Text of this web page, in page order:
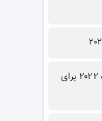
جدیدترین مدل مانتو خامه دوزی شده ۲۰۲۲ برای